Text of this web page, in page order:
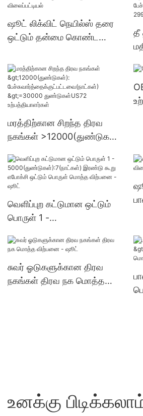
சிலிகான் முத்திரை குத்த
பயன்படும் மெழுகு போன்ற
பசை
ஷூட் லிக்விட் நெயில்ஸ் தரை
ஒட்டும் தன்மை கொண்ட
தீ
மரத்திற்கான சிறந்த திரவ
நகங்கள் >12000(துண்டுகள்):
நாட்கள்) >=30000
துண்டுகள்US72
உற்பத்தியாளர்கள்
வெளிப்புற கட்டுமான ஒட்டும்
பொருள் 1 -
இரண்டு கூறு எபோக்சி ஒட்டும்
ஷூட்
சுவர் ஓடுகளுக்கான திரவ
நகங்கள் திரவ நக மொத்த
உனக்கு